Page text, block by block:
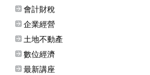
會計財稅
企業經營
土地不動產
數位經濟
最新講座